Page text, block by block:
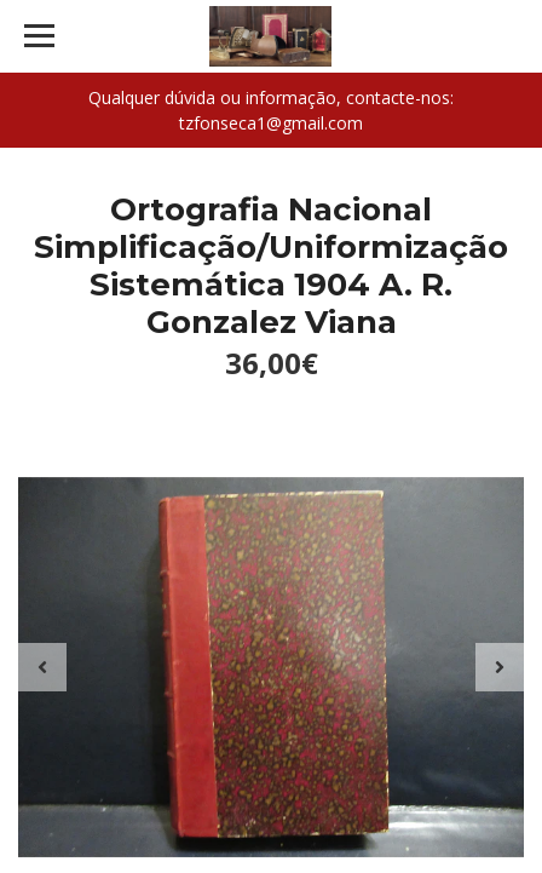
Qualquer dúvida ou informação, contacte-nos:
tzfonseca1@gmail.com
Ortografia Nacional
Simplificação/Uniformização
Sistemática 1904 A. R.
Gonzalez Viana
36,00€